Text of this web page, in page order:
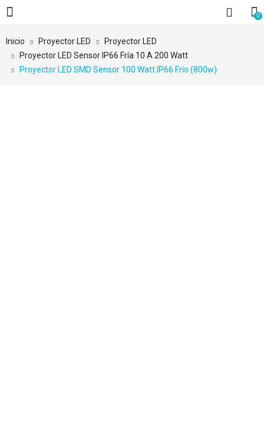
0
Inicio Proyector LED
Proyector LED
Proyector LED Sensor IP66 Fría 10 A 200 Watt
Proyector LED SMD Sensor 100 Watt IP66 Frío (800w)